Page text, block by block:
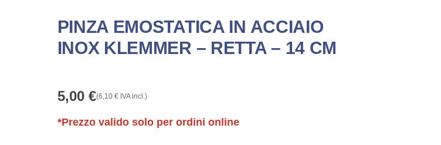
PINZA EMOSTATICA IN ACCIAIO
INOX KLEMMER – RETTA – 14 CM
5,00 €(6,10 €IVA incl.)
*Prezzo valido solo per ordini online